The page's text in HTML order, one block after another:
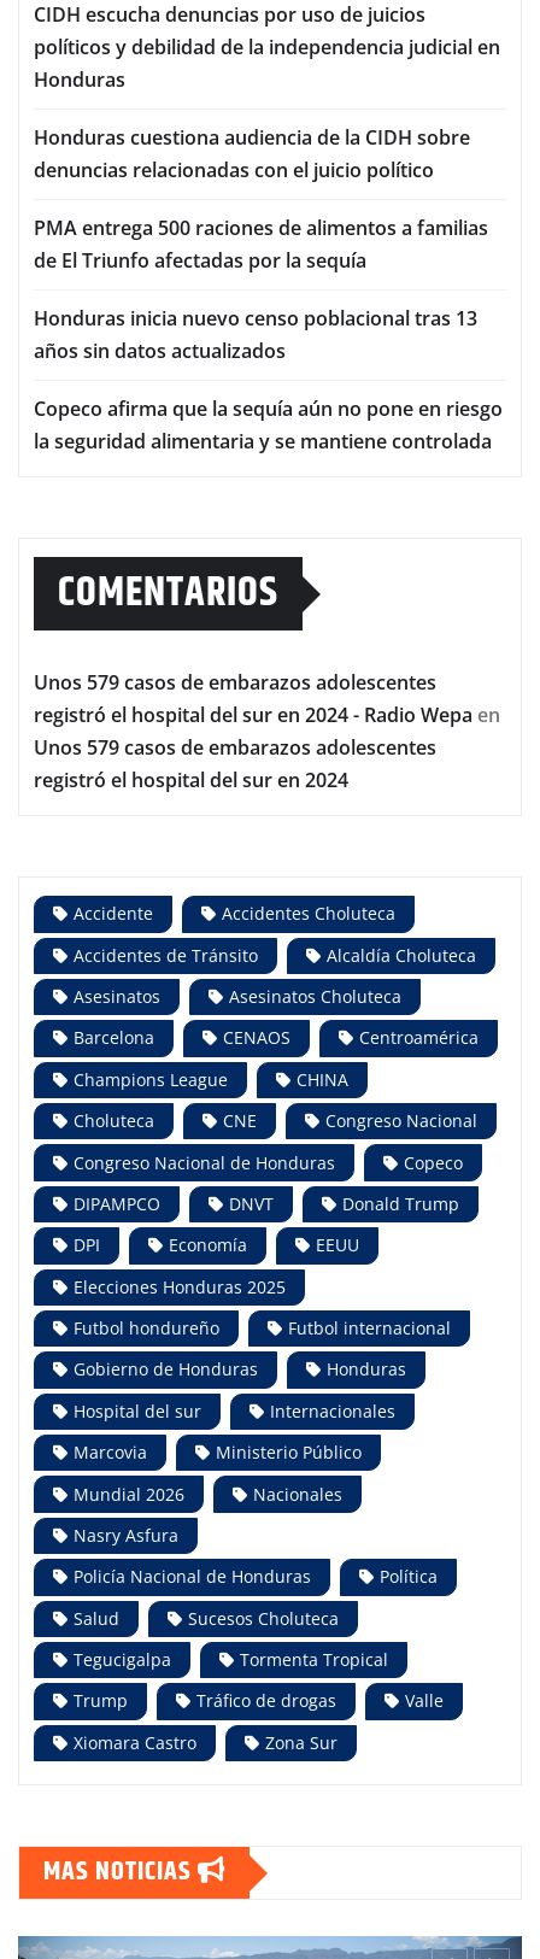
CIDH escucha denuncias por uso de juicios
políticos y debilidad de la independencia judicial en
Honduras
Honduras cuestiona audiencia de la CIDH sobre
denuncias relacionadas con el juicio político
PMA entrega 500 raciones de alimentos a familias
de El Triunfo afectadas por la sequía
Honduras inicia nuevo censo poblacional tras 13
años sin datos actualizados
Copeco afirma que la sequía aún no pone en riesgo
la seguridad alimentaria y se mantiene controlada
COMENTARIOS
Unos 579 casos de embarazos adolescentes
registró el hospital del sur en 2024 - Radio Wepa en
Unos 579 casos de embarazos adolescentes
registró el hospital del sur en 2024
Accidente
Accidentes Choluteca
Accidentes de Tránsito
Alcaldía Choluteca
Asesinatos
Asesinatos Choluteca
Barcelona
CENAOS
Centroamérica
Champions League
CHINA
Choluteca
CNE
Congreso Nacional
Congreso Nacional de Honduras
Copeco
DIPAMPCO
DNVT
Donald Trump
DPI
Economía
EEUU
Elecciones Honduras 2025
Futbol hondureño
Futbol internacional
Gobierno de Honduras
Honduras
Hospital del sur
Internacionales
Marcovia
Ministerio Público
Mundial 2026
Nacionales
Nasry Asfura
Policía Nacional de Honduras
Política
Salud
Sucesos Choluteca
Tegucigalpa
Tormenta Tropical
Trump
Tráfico de drogas
Valle
Xiomara Castro
Zona Sur
MAS NOTICIAS